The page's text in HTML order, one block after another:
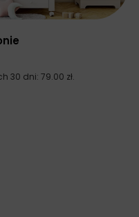
30 dni: 79.00 zł.